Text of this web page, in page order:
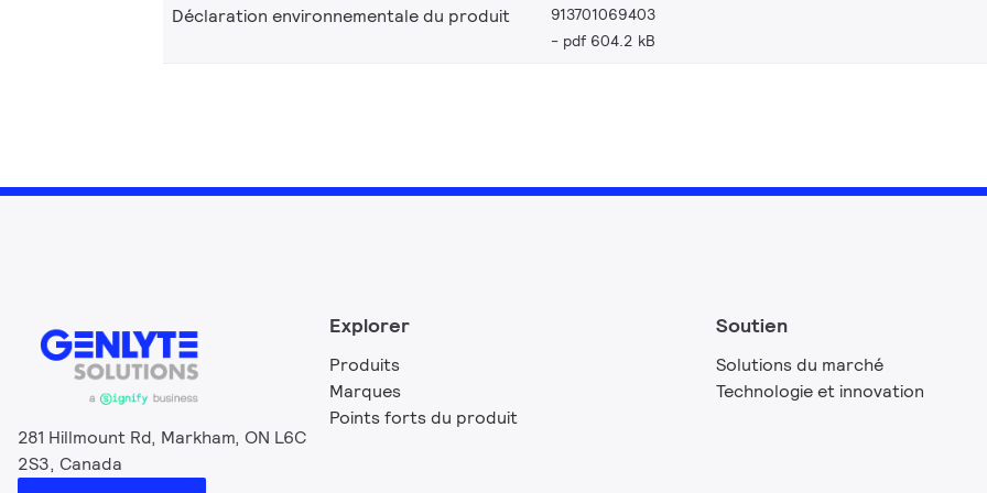
Déclaration environnementale du produit
913701069403
pdf 604.2 kB
281 Hillmount Rd, Markham, ON L6C
2S3, Canada
Explorer
Produits
Marques
Points forts du produit
Soutien
Solutions du marché
Technologie et innovation